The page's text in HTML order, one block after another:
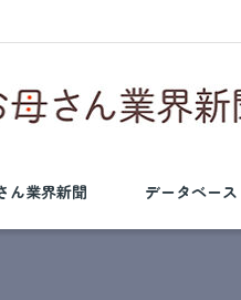
ん業界新聞 データベース